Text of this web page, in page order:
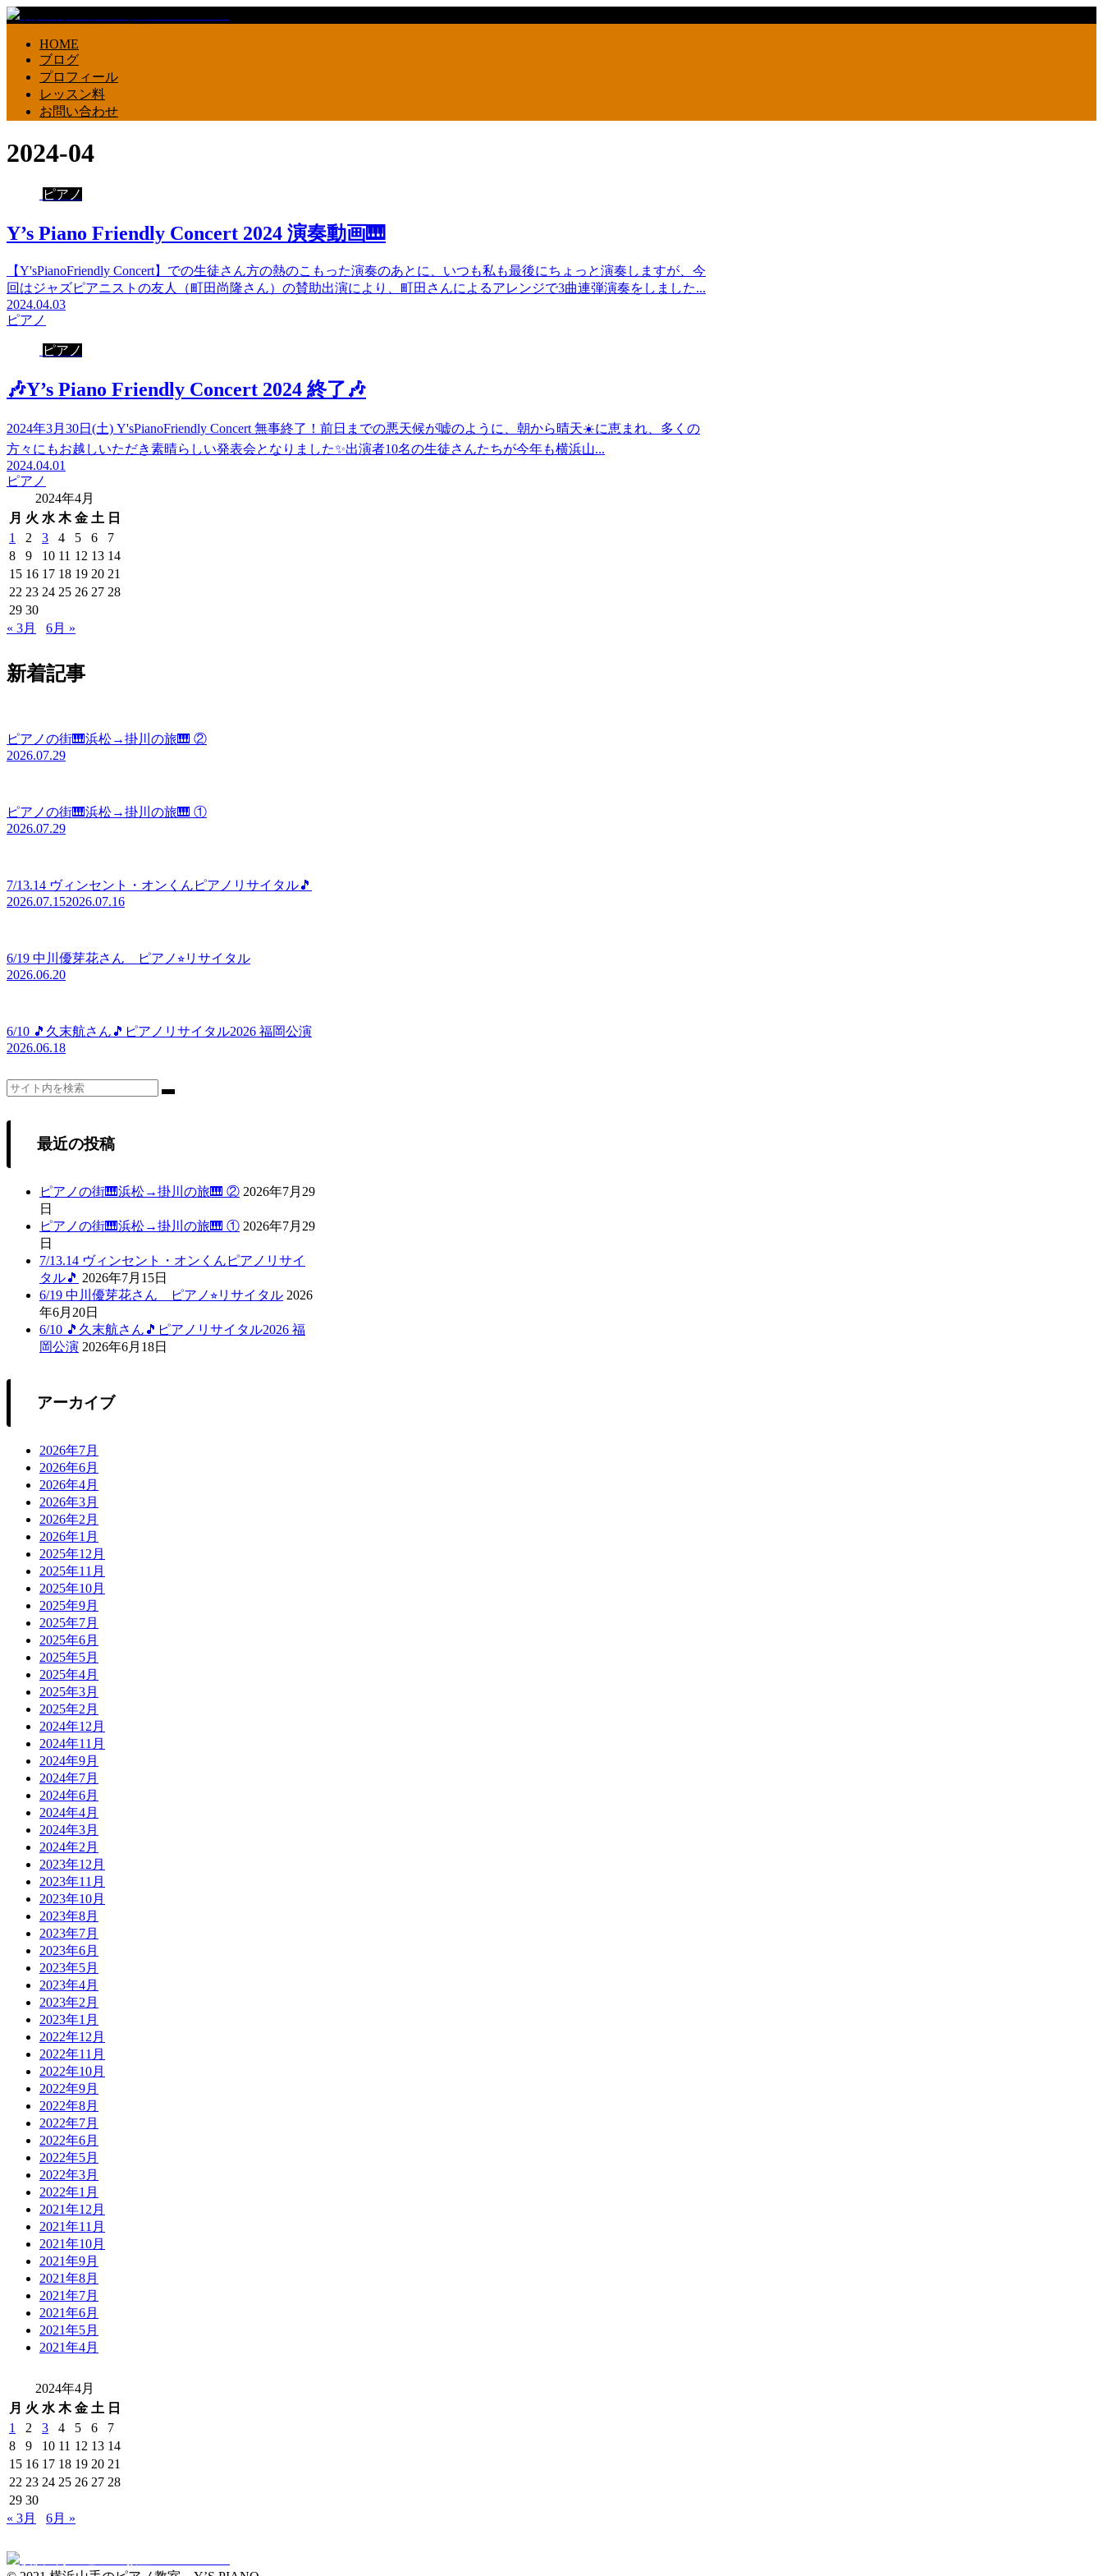
HOME
ブログ
プロフィール
レッスン料
お問い合わせ
2024-04
ピアノ
Y’s Piano Friendly Concert 2024 演奏動画🎹
【Y'sPianoFriendly Concert】での生徒さん方の熱のこもった演奏のあとに、いつも私も最後にちょっと演奏しますが、今
回はジャズピアニストの友人（町田尚隆さん）の賛助出演により、町田さんによるアレンジで3曲連弾演奏をしました...
2024.04.03
ピアノ
ピアノ
🎶Y’s Piano Friendly Concert 2024 終了🎶
2024年3月30日(土) Y'sPianoFriendly Concert 無事終了！前日までの悪天候が嘘のように、朝から晴天☀️に恵まれ、多くの
方々にもお越しいただき素晴らしい発表会となりました✨出演者10名の生徒さんたちが今年も横浜山...
2024.04.01
ピアノ
2024年4月
月 火 水 木 金 土 日
1
2 3 4 5 6
7
8
9 10 11 12 13 14
15 16 17 18 19 20 21
22 23 24 25 26 27 28
29 30
« 3月
6月 »
新着記事
ピアノの街🎹浜松→掛川の旅🎹 ②
2026.07.29
ピアノの街🎹浜松→掛川の旅🎹 ①
2026.07.29
7/13.14 ヴィンセント・オンくんピアノリサイタル🎵
2026.07.152026.07.16
6/19 中川優芽花さん ピアノ⭐︎リサイタル
2026.06.20
6/10 🎵久末航さん🎵ピアノリサイタル2026 福岡公演
2026.06.18
最近の投稿
ピアノの街🎹浜松→掛川の旅🎹 ② 2026年7月29
日
ピアノの街🎹浜松→掛川の旅🎹 ① 2026年7月29
日
7/13.14 ヴィンセント・オンくんピアノリサイ
タル🎵 2026年7月15日
6/19 中川優芽花さん ピアノ⭐︎リサイタル 2026
年6月20日
6/10 🎵久末航さん🎵ピアノリサイタル2026 福
岡公演 2026年6月18日
アーカイブ
2026年7月
2026年6月
2026年4月
2026年3月
2026年2月
2026年1月
2025年12月
2025年11月
2025年10月
2025年9月
2025年7月
2025年6月
2025年5月
2025年4月
2025年3月
2025年2月
2024年12月
2024年11月
2024年9月
2024年7月
2024年6月
2024年4月
2024年3月
2024年2月
2023年12月
2023年11月
2023年10月
2023年8月
2023年7月
2023年6月
2023年5月
2023年4月
2023年2月
2023年1月
2022年12月
2022年11月
2022年10月
2022年9月
2022年8月
2022年7月
2022年6月
2022年5月
2022年3月
2022年1月
2021年12月
2021年11月
2021年10月
2021年9月
2021年8月
2021年7月
2021年6月
2021年5月
2021年4月
2024年4月
月 火 水 木 金 土 日
1
2 3 4 5 6
7
8
9 10 11 12 13 14
15 16 17 18 19 20 21
22 23 24 25 26 27 28
29 30
« 3月
6月 »